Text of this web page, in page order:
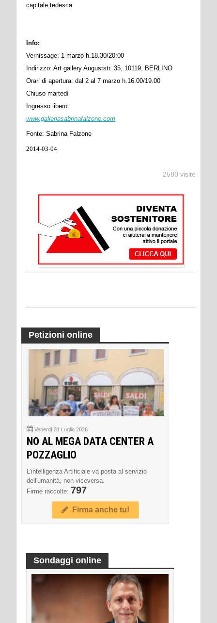
capitale tedesca.
Info:
Vernissage: 1 marzo h.18.30/20:00
Indirizzo: Art gallery Auguststr. 35, 10119, BERLINO
Orari di apertura: dal 2 al 7 marzo h.16.00/19.00
Chiuso martedì
Ingresso libero
www.galleriasabrinafalzone.com
Fonte: Sabrina Falzone
2014-03-04
2580 visite
Petizioni online
Venerdì 31 Luglio 2026
NO AL MEGA DATA CENTER A
POZZAGLIO
L'intelligenza Artificiale va posta al servizio
dell'umanità, non viceversa.
Firme raccolte: 797
Firma anche tu!
Sondaggi online